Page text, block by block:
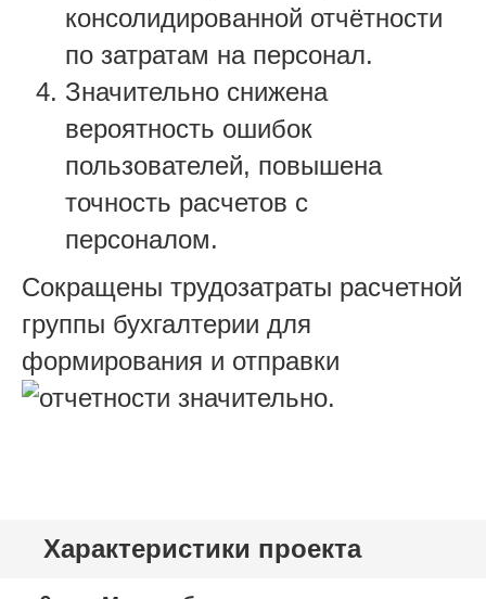
консолидированной отчётности
по затратам на персонал.
Значительно снижена
вероятность ошибок
пользователей, повышена
точность расчетов с
персоналом.
Сокращены трудозатраты расчетной
группы бухгалтерии для
формирования и отправки
отчетности значительно.
Характеристики проекта